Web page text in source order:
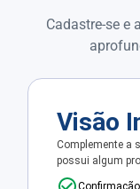
Cadastre-se e
Visão
Complemente a
possui algum